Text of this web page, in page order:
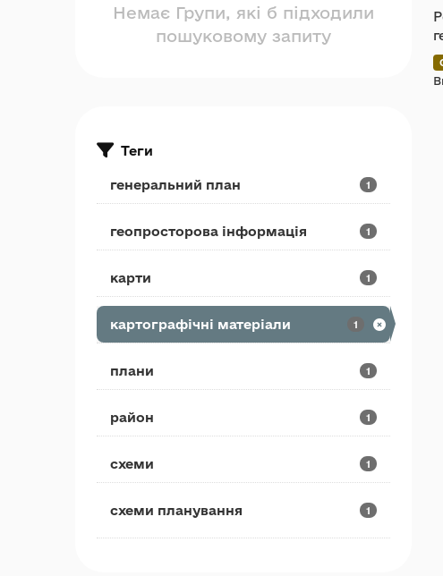
Немає Групи, які б підходили
пошуковому запиту
Теги
генеральний план 1
геопросторова інформація 1
карти 1
картографічні матеріали 1
плани 1
район 1
схеми 1
схеми планування 1